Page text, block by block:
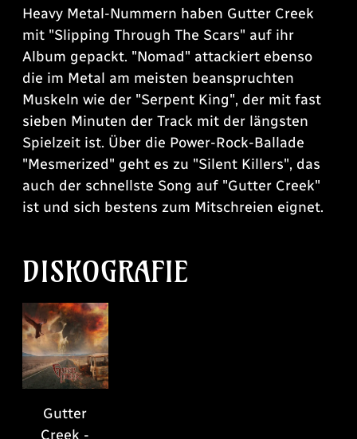
Heavy Metal-Nummern haben Gutter Creek
mit "Slipping Through The Scars" auf ihr
Album gepackt. "Nomad" attackiert ebenso
die im Metal am meisten beanspruchten
Muskeln wie der "Serpent King", der mit fast
sieben Minuten der Track mit der längsten
Spielzeit ist. Über die Power-Rock-Ballade
"Mesmerized" geht es zu "Silent Killers", das
auch der schnellste Song auf "Gutter Creek"
ist und sich bestens zum Mitschreien eignet.
DISKOGRAFIE
Gutter
Creek -